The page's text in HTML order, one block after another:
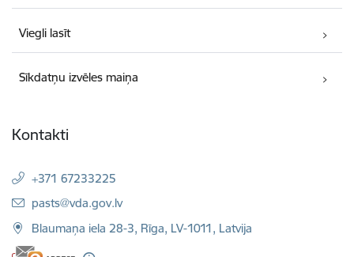
Viegli lasīt
Sīkdatņu izvēles maiņa
Kontakti
+371 67233225
E-pasts:
pasts@vda.gov.lv
Blaumaņa iela 28-3, Rīga, LV-1011, Latvija